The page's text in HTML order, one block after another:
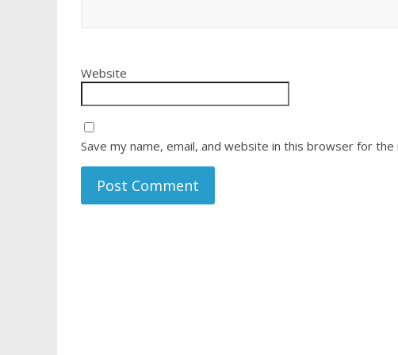
Website
Save my name, email, and website in this browser for